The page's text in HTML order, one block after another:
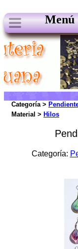
Menú
Categoría >
Material > Hilos
Categoría: